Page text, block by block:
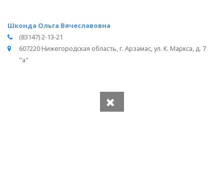
Шконда Ольга Вячеславовна
(83147) 2-13-21
607220 Нижегородская область, г. Арзамас, ул. К. Маркса, д. 7
"а"